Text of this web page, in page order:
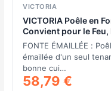
VICTORIA
VICTORIA Poêle en
Convient pour le Feu,
Vitrocéramique, le
sans PTFE ni PFOA
FONTE ÉMAILLÉE :
émaillée d'un seul
bonne cui…
58,79 €